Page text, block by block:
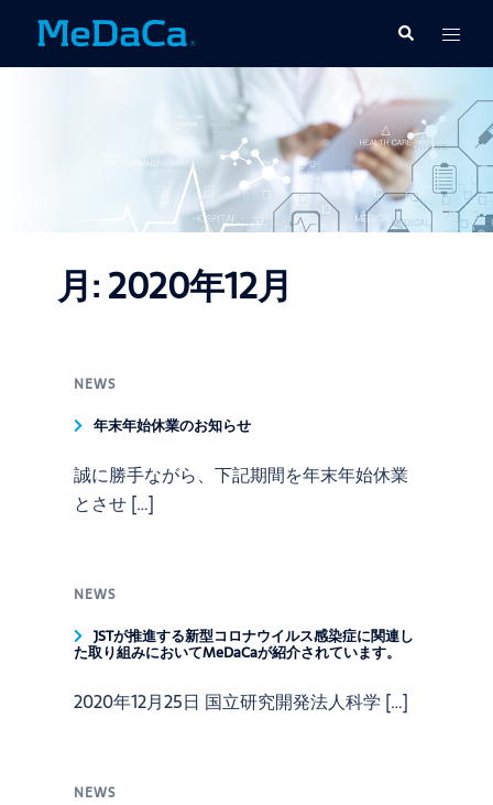
テ
検
索
ト
グ
メ
ニ
ュ
ー
月:2020年12月
NEWS
年末年始休業のお知らせ
誠に勝手ながら、下記期間を年末年始休業
とさせ […]
NEWS
JSTが推進する新型コロナウイルス感染症に関連し
た取り組みにおいてMeDaCaが紹介されています。
2020年12月25日 国立研究開発法人科学 […]
NEWS